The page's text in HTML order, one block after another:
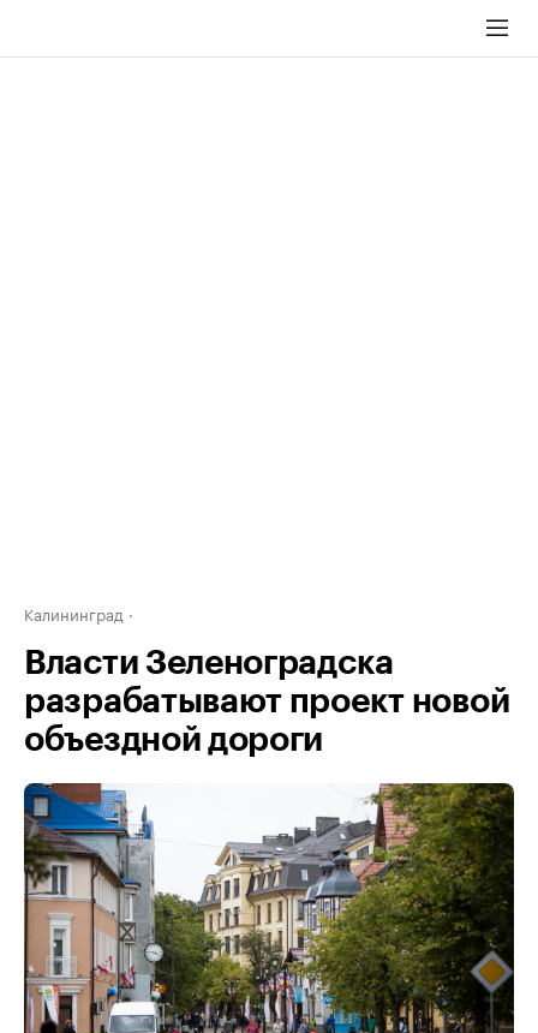
Калининград
Власти Зеленоградска
разрабатывают проект новой
объездной дороги